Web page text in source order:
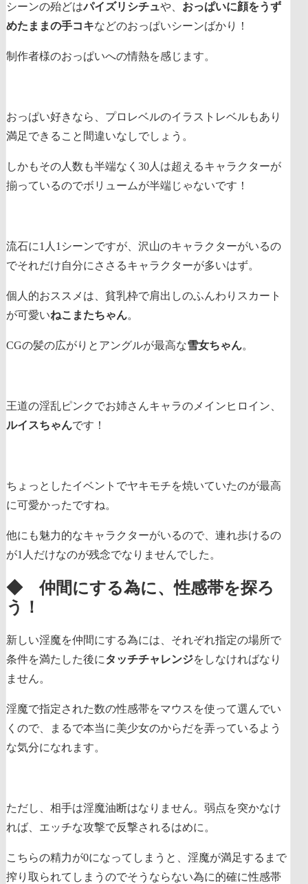
シーンの殆どはパイズリシチュや、 おっぱいに顔をうず
めたままの手コキなどのおっぱいシーンばかり！
制作者様のおっぱいへの情熱を感じます。
おっぱい好きなら、プロレベルのイラストレベルもあり
満足できること間違いなしでしょう。
しかもその人数も半端なく30人は超えるキャラクターが
揃っているのでボリュームが半端じゃないです！
流石に1人1シーンですが、沢山のキャラクターがいるの
でそれだけ自分にささるキャラクターが多いはず。
個人的おススメは、貧乳枠で肩出しのふんわりスカート
が可愛いねこまたちゃん。
CGの髪の広がりとアングルが最高な雪女ちゃん。
王道の淫乱ピンクでお姉さんキャラのメインヒロイン、
ルイスちゃんです！
ちょっとしたイベントでヤキモチを焼いていたのが最高
に可愛かったですね。
他にも魅力的なキャラクターがいるので、連れ歩けるの
が1人だけなのが残念でなりませんでした。
◆ 仲間にする為に、性感帯を探ろ
う！
新しい淫魔を仲間にする為には、それぞれ指定の場所で
条件を満たした後にタッチチャレンジをしなければなり
ません。
淫魔で指定された数の性感帯をマウスを使って選んでい
く ので、まるで本当に美少女のからだを弄っているよう
な気分になれます。
ただし、相手は淫魔油断はなりません。弱点を突かなけ
れば、エッチな攻撃で反撃されるはめに。
こちらの精力が0になってしまうと、淫魔が満足するまで
搾り取られてしまうのでそうならない為に的確に性感帯